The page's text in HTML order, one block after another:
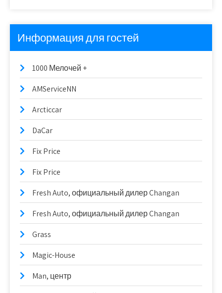
Информация для гостей
1000 Мелочей +
AMServiceNN
Arcticcar
DaCar
Fix Price
Fix Price
Fresh Auto, официальный дилер Changan
Fresh Auto, официальный дилер Changan
Grass
Magic-House
Man, центр